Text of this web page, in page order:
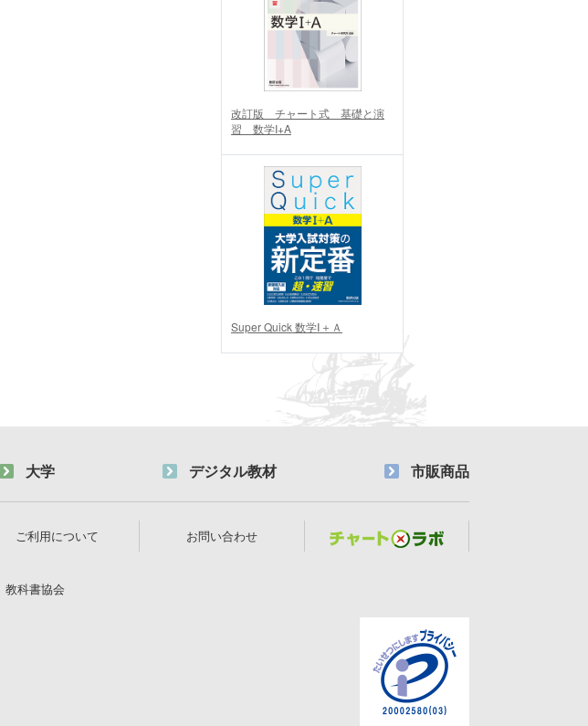
改訂版 チャート式 基礎と演
習 数学I+A
Super Quick 数学Ⅰ＋Ａ
大学 デジタル教材 市販商品
ご利用について お問い合わせ
教科書協会